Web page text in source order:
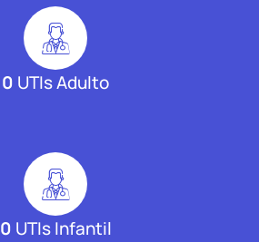
0 UTIs Adulto
0 UTIs Infantil